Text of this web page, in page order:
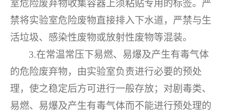
室危险废弃物收集容器上须粘贴专用的标签。严
禁将实验室危险废物直接排入下水道，严禁与生
活垃圾、感染性废物或放射性废物等混装。
3.在常温常压下易燃、易爆及产生有毒气体
的危险废弃物，由实验室负责进行必要的预处
理，使之稳定后方可进行一般存放；对剧毒类、
易燃、易爆及产生有毒气体而不能进行预处理的